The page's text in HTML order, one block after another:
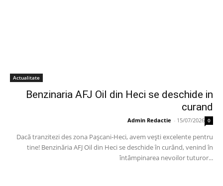
Actualitate
Benzinaria AFJ Oil din Heci se deschide in
curand
Admin Redactie - 15/07/2026 0
Dacă tranzitezi des zona Pașcani-Heci, avem vești excelente pentru
tine! Benzinăria AFJ Oil din Heci se deschide în curând, venind în
întâmpinarea nevoilor tuturor...